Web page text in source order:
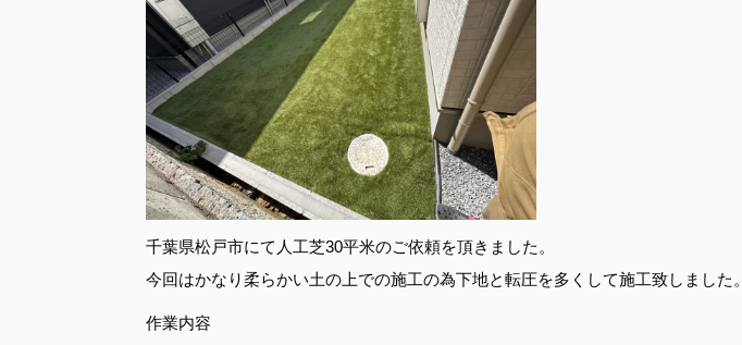
千葉県松戸市にて人工芝30平米のご依頼を頂きました。
今回はかなり柔らかい土の上での施工の為下地と転圧を多くして施工致しました。
作業内容